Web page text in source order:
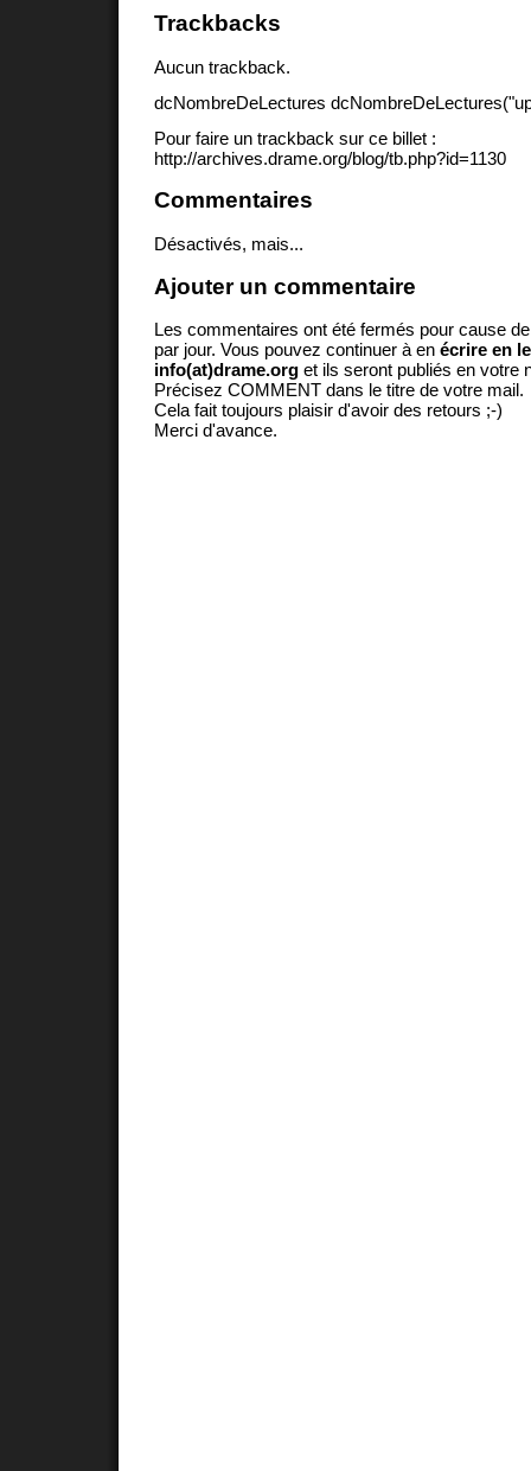
Trackbacks
Aucun trackback.
dcNombreDeLectures
Pour faire un trackback sur ce billet :
http://archives.drame.org/blog/tb.php?id=1130
Commentaires
Désactivés, mais...
Ajouter un commentaire
Les commentaires ont été fermés pour cause
par jour. Vous pouvez continuer à en écrire en
info(at)drame.org et ils seront publiés en votre
Précisez COMMENT dans le titre de votre mail.
Cela fait toujours plaisir d'avoir des retours ;-)
Merci d'avance.